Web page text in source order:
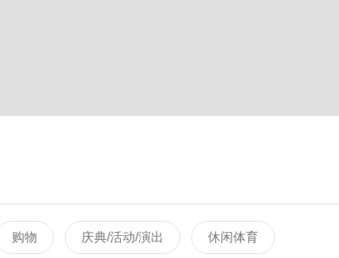
购物 庆典/活动/演出 休闲体育